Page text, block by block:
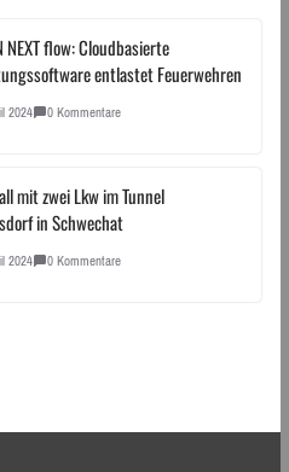
NEXT flow: Cloudbasierte
entlastet Feuerwehren
2024 0 Kommentare
mit zwei Lkw im Tunnel
in Schwechat
2024 0 Kommentare